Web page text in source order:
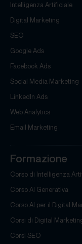
Intelligenza Artificiale
Digital Marketing
SEO
Google Ads
Facebook Ads
Social Media Marketing
LinkedIn Ads
Web Analytics
Email Marketing
Formazione
Corso di Intelligenza
Corso AI Generativa
Corso AI per il Digital
Corsi di Digital
Corsi SEO